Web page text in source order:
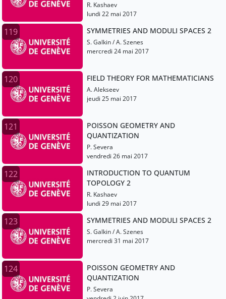
R. Kashaev
lundi 22 mai 2017
119 SYMMETRIES AND MODULI SPACES 2
S. Galkin / A. Szenes
mercredi 24 mai 2017
120 FIELD THEORY FOR MATHEMATICIANS
A. Alekseev
jeudi 25 mai 2017
121
POISSON GEOMETRY AND
QUANTIZATION
P. Severa
vendredi 26 mai 2017
122
INTRODUCTION TO QUANTUM
TOPOLOGY 2
R. Kashaev
lundi 29 mai 2017
123 SYMMETRIES AND MODULI SPACES 2
S. Galkin / A. Szenes
mercredi 31 mai 2017
124
POISSON GEOMETRY AND
QUANTIZATION
P. Severa